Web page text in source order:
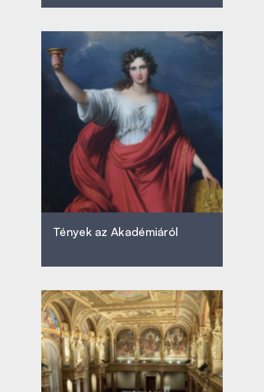
Tények az Akadémiáról